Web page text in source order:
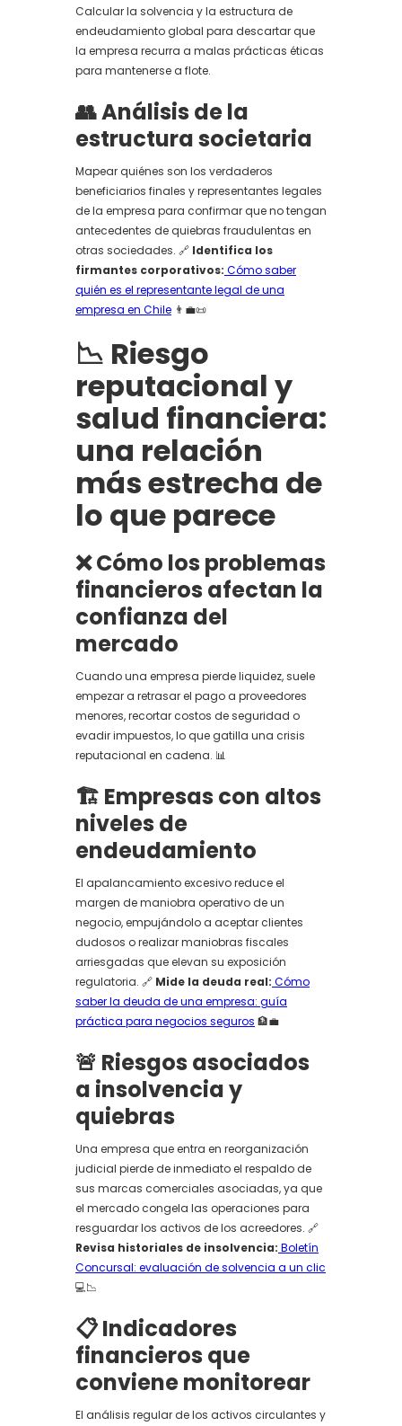
Calcular la solvencia y la estructura de
endeudamiento global para descartar que
la empresa recurra a malas prácticas éticas
para mantenerse a flote.
👥 Análisis de la
estructura societaria
Mapear quiénes son los verdaderos
beneficiarios finales y representantes legales
de la empresa para confirmar que no tengan
antecedentes de quiebras fraudulentas en
otras sociedades. 🔗 Identifica los
firmantes corporativos: Cómo saber
quién es el representante legal de una
empresa en Chile 👨‍💼📜
📉 Riesgo
reputacional y
salud financiera:
una relación
más estrecha de
lo que parece
❌ Cómo los problemas
financieros afectan la
confianza del
mercado
Cuando una empresa pierde liquidez, suele
empezar a retrasar el pago a proveedores
menores, recortar costos de seguridad o
evadir impuestos, lo que gatilla una crisis
reputacional en cadena. 📊
🏗️ Empresas con altos
niveles de
endeudamiento
El apalancamiento excesivo reduce el
margen de maniobra operativo de un
negocio, empujándolo a aceptar clientes
dudosos o realizar maniobras fiscales
arriesgadas que elevan su exposición
regulatoria. 🔗 Mide la deuda real: Cómo
saber la deuda de una empresa: guía
práctica para negocios seguros 🏦💼
🚨 Riesgos asociados
a insolvencia y
quiebras
Una empresa que entra en reorganización
judicial pierde de inmediato el respaldo de
sus marcas comerciales asociadas, ya que
el mercado congela las operaciones para
resguardar los activos de los acreedores. 🔗
Revisa historiales de insolvencia: Boletín
Concursal: evaluación de solvencia a un clic
💻📉
📋 Indicadores
financieros que
conviene monitorear
El análisis regular de los activos circulantes y